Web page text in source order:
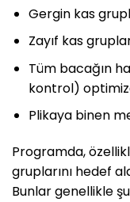
Gergin kas
Zayıf kas
Tüm bacağın
kontrol)
Plikaya binen
Programda,
gruplarını hedef
Bunlar genellikle